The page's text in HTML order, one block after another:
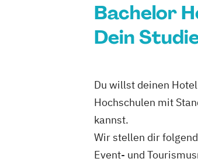
Bachelor
Dein
Du willst deinen
Hochschulen mit
kannst.
Wir stellen dir
Event- und